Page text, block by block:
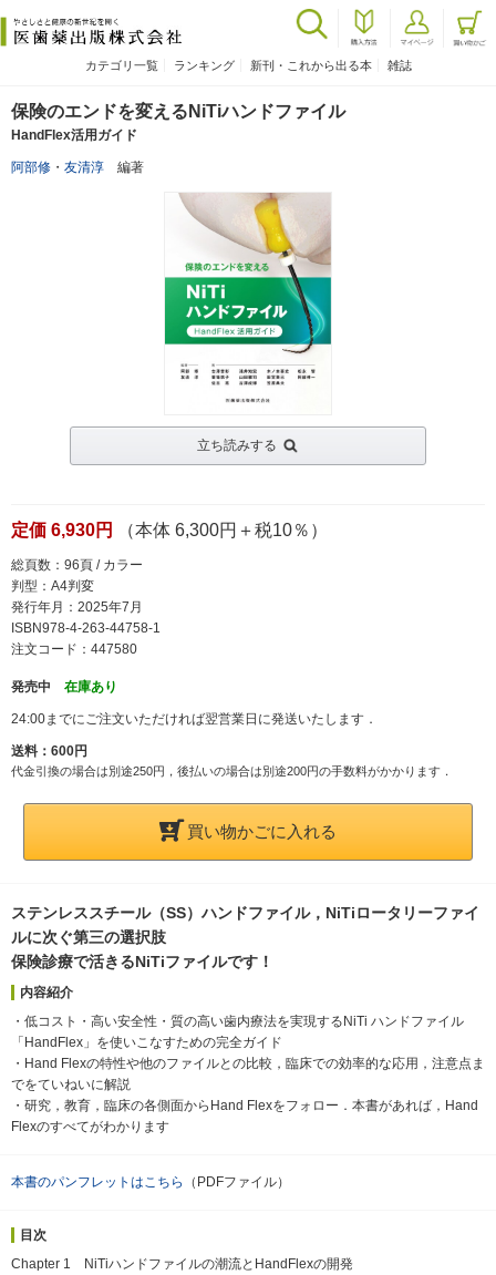
カテゴリ一覧 ランキング 新刊・これから出る本 雑誌
保険のエンドを変えるNiTiハンドファイル
HandFlex活用ガイド
阿部修 ・ 友清淳 編著
立ち読みする
定価 6,930円 （本体 6,300円＋税10％）
総頁数：96頁 / カラー
判型：A4判変
発行年月：2025年7月
ISBN978-4-263-44758-1
注文コード：447580
発売中 在庫あり
24:00までにご注文いただければ翌営業日に発送いたします．
送料：600円
代金引換の場合は別途250円，後払いの場合は別途200円の手数料がかかります．
買い物かごに入れる
ステンレススチール（SS）ハンドファイル，NiTiロータリーファイ
ルに次ぐ第三の選択肢
保険診療で活きるNiTiファイルです！
内容紹介
・低コスト・高い安全性・質の高い歯内療法を実現するNiTi ハンドファイル
「HandFlex」を使いこなすための完全ガイド
・Hand Flexの特性や他のファイルとの比較，臨床での効率的な応用，注意点ま
でをていねいに解説
・研究，教育，臨床の各側面からHand Flexをフォロー．本書があれば，Hand
Flexのすべてがわかります
本書のパンフレットはこちら （PDFファイル）
目次
Chapter 1 NiTiハンドファイルの潮流とHandFlexの開発